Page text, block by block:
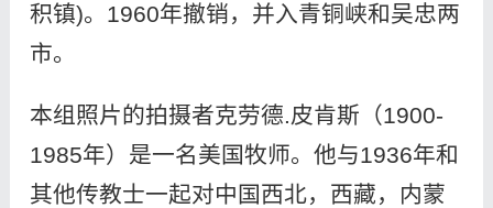
积镇)。1960年撤销，并入青铜峡和吴忠两
市。
本组照片的拍摄者克劳德.皮肯斯（1900-
1985年）是一名美国牧师。他与1936年和
其他传教士一起对中国西北，西藏，内蒙